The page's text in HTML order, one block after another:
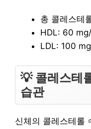
총 콜레스테
HDL: 60
LDL: 100
💡 콜레스테
습관
신체의 콜레스테롤